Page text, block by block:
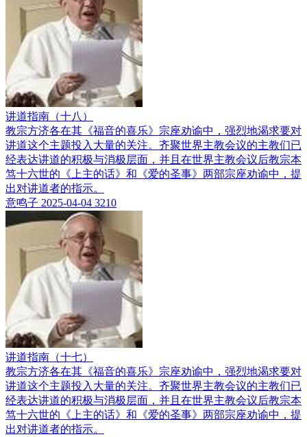
讲道指南（十八）
教宗方济各在其《福音的喜乐》宗座劝谕中，强烈地渴求要对
讲道这个主题投入大量的关注。齐聚世界主教会议的主教们已
经表达讲道的积极与消极层面，并且在世界主教会议后教宗本
笃十六世的《上主的话》和《爱的圣事》两部宗座劝谕中，提
出对讲道者的指示。
意鸣子 2025-04-04 3210
讲道指南（十七）
教宗方济各在其《福音的喜乐》宗座劝谕中，强烈地渴求要对
讲道这个主题投入大量的关注。齐聚世界主教会议的主教们已
经表达讲道的积极与消极层面，并且在世界主教会议后教宗本
笃十六世的《上主的话》和《爱的圣事》两部宗座劝谕中，提
出对讲道者的指示。